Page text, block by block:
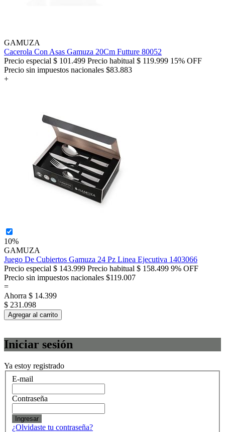
GAMUZA
Cacerola Con Asas Gamuza 20Cm Futture 80052
Precio especial $ 101.499 Precio habitual $ 119.999 15% OFF
Precio sin impuestos nacionales $83.883
+
10%
GAMUZA
Juego De Cubiertos Gamuza 24 Pz Linea Ejecutiva 1403066
Precio especial $ 143.999 Precio habitual $ 158.499 9% OFF
Precio sin impuestos nacionales $119.007
=
Ahorra $ 14.399
$ 231.098
Agregar al carrito
Iniciar sesión
Ya estoy registrado
E-mail
Contraseña
Ingresar
¿Olvidaste tu contraseña?